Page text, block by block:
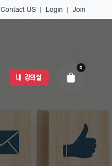
Join
|
Login
|
Contact US
내 강의실
0